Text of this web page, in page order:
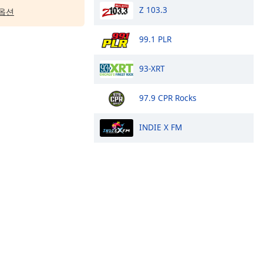
션 Z 103.3
99.1 PLR
93-XRT
97.9 CPR Rocks
INDIE X FM